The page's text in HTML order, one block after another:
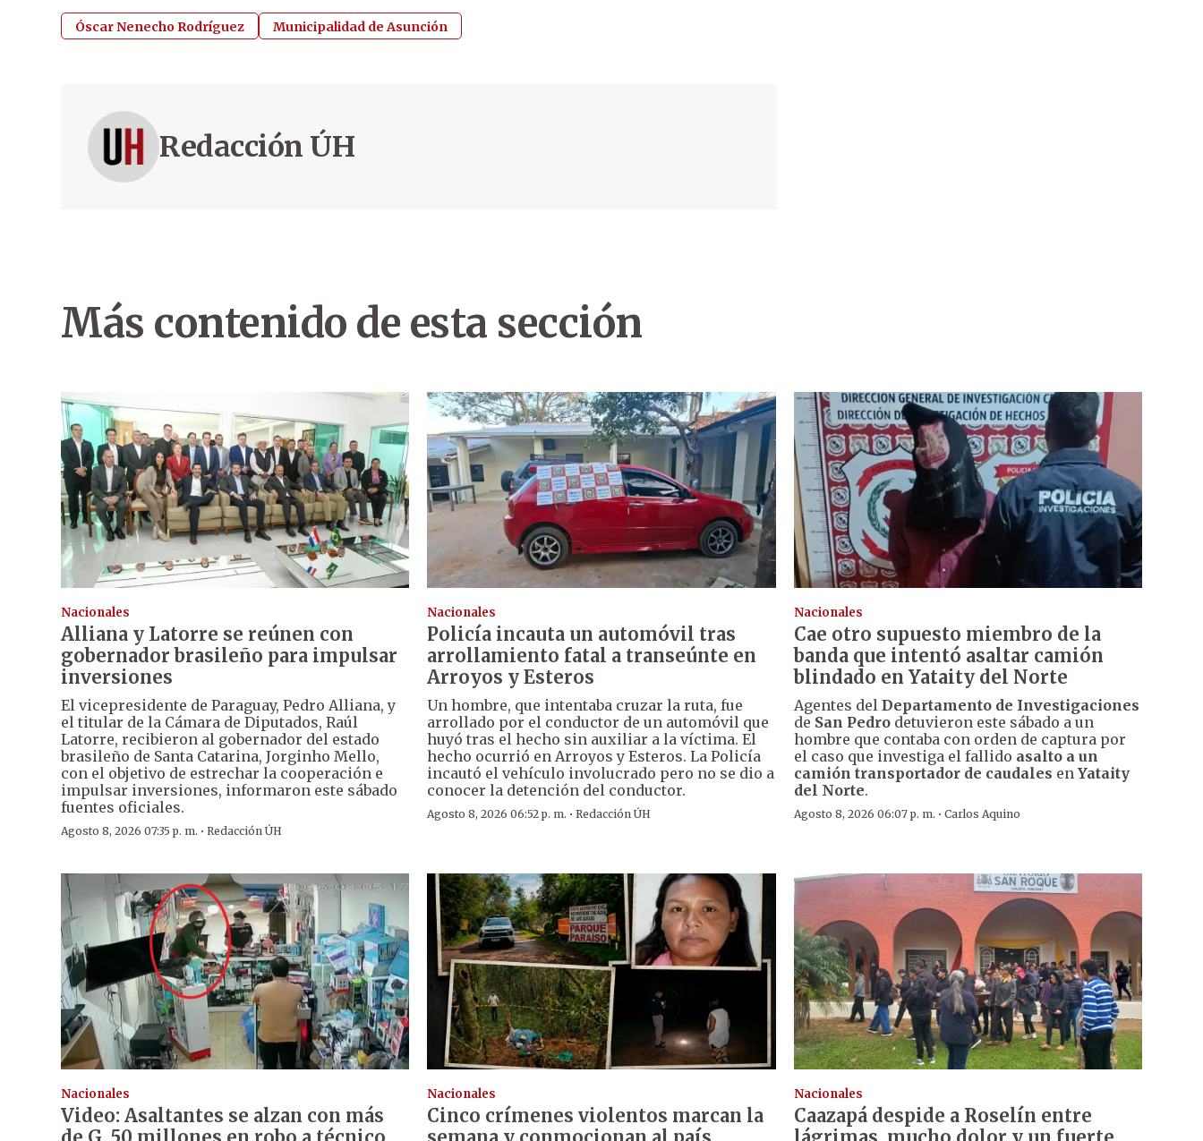
Óscar Nenecho Rodríguez Municipalidad de Asunción
Redacción ÚH
Más contenido de esta sección
Nacionales
Alliana y Latorre se reúnen con
gobernador brasileño para impulsar
inversiones
El vicepresidente de Paraguay, Pedro Alliana, y
el titular de la Cámara de Diputados, Raúl
Latorre, recibieron al gobernador del estado
brasileño de Santa Catarina, Jorginho Mello,
con el objetivo de estrechar la cooperación e
impulsar inversiones, informaron este sábado
fuentes oficiales.
Agosto 8, 2026 07:35 p. m. · Redacción ÚH
Nacionales
Policía incauta un automóvil tras
arrollamiento fatal a transeúnte en
Arroyos y Esteros
Un hombre, que intentaba cruzar la ruta, fue
arrollado por el conductor de un automóvil que
huyó tras el hecho sin auxiliar a la víctima. El
hecho ocurrió en Arroyos y Esteros. La Policía
incautó el vehículo involucrado pero no se dio a
conocer la detención del conductor.
Agosto 8, 2026 06:52 p. m. ·Redacción ÚH
Nacionales
Cae otro supuesto miembro de la
banda que intentó asaltar camión
blindado en Yataity del Norte
Agentes del Departamento de Investigaciones
de San Pedrodetuvieron este sábado a un
hombre que contaba con orden de captura por
el caso que investiga el fallido asalto a un
camión transportador de caudales en Yataity
del Norte.
Agosto 8, 2026 06:07 p. m. · Carlos Aquino
Nacionales
Video: Asaltantes se alzan con más
Nacionales
Cinco crímenes violentos marcan la
Nacionales
Caazapá despide a Roselín entre